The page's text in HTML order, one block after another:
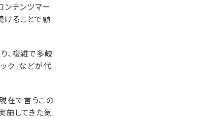
ンテンツマー
けることで顧
、複雑で多岐
ク」などが代
在で言うこの
施してきた気